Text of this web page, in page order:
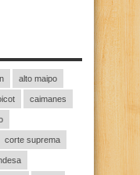
alto maipo
caimanes
corte suprema